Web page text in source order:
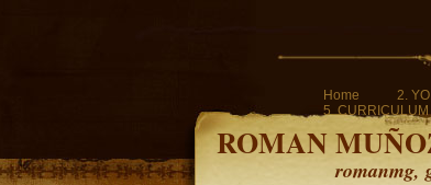
Home 2.
5. CURRICULUM
ROMAN
romanmg,